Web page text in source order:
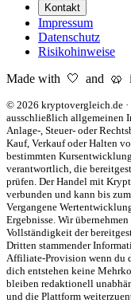
Kontakt
Impressum
Datenschutz
Risikohinweise
Made with 🤍 and 🥨
© 2026 kryptovergleich.de ·
ausschließlich allgemeinen
Anlage-, Steuer- oder
Kauf, Verkauf oder Halten
bestimmten
verantwortlich, die
prüfen. Der Handel mit
verbunden und kann bis
Vergangene
Ergebnisse. Wir
Vollständigkeit der
Dritten stammender
Affiliate-Provision wenn du
dich entstehen keine
bleiben redaktionell
und die Plattform